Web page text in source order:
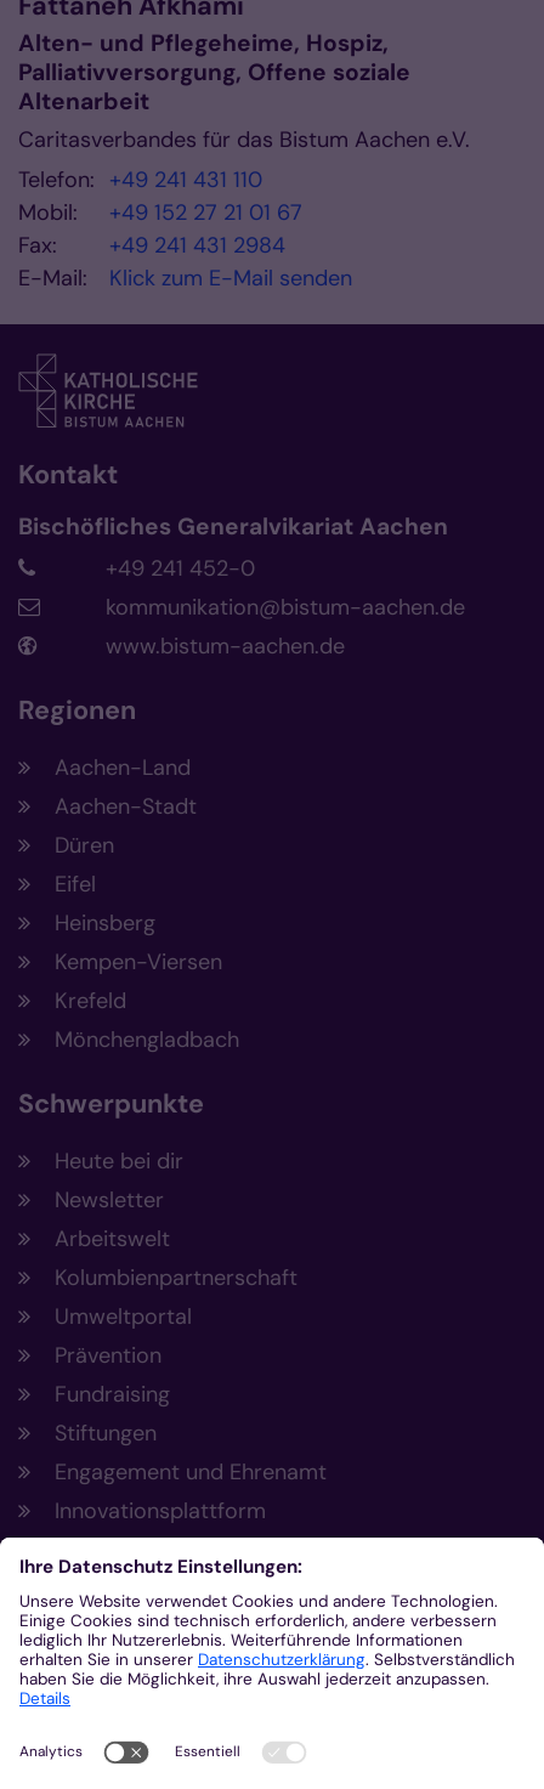
Alten- und Pflegeheime, Hospiz,
Palliativversorgung, Offene soziale
Altenarbeit
Caritasverbandes für das Bistum Aachen e.V.
Telefon: +49 241 431 110
Mobil:
+49 152 27 21 01 67
Fax:
+49 241 431 2984
E-Mail:
Klick zum E-Mail senden
Kontakt
Bischöfliches Generalvikariat Aachen
+49 241 452-0
kommunikation@bistum-aachen.de
www.bistum-aachen.de
Regionen
Aachen-Land
Aachen-Stadt
Düren
Eifel
Heinsberg
Kempen-Viersen
Krefeld
Mönchengladbach
Schwerpunkte
Heute bei dir
Newsletter
Arbeitswelt
Kolumbienpartnerschaft
Umweltportal
Prävention
Fundraising
Stiftungen
Engagement und Ehrenamt
Innovationsplattform
Aus der Plattform
Nachrichten
Veranstaltungen
Gottesdienste
Stellenangebote